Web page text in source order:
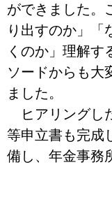
ができました。
り出すのか」「
くのか」理解す
ソードからも大
ました。
ヒアリングし
等申立書も完成
備し、年金事務